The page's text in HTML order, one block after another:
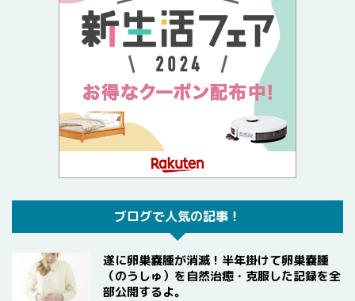
ブログで人気の記事！
遂に卵巣嚢腫が消滅！半年掛けて卵巣嚢腫
（のうしゅ）を自然治癒・克服した記録を全
部公開するよ。